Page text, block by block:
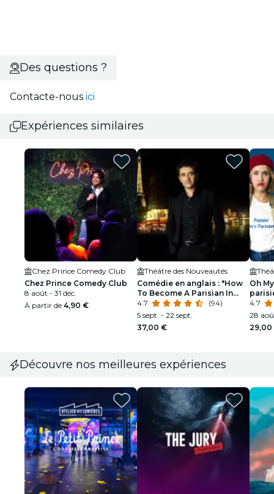
Des questions ?
Contacte-nous ici
Expériences similaires
Chez Prince Comedy Club
Chez Prince Comedy Club
8 août - 31 déc.
À partir de 4,90 €
Théâtre des Nouveautés
Comédie en anglais : "How
To Become A Parisian In
One Hour"
4.7
(94)
5 sept. - 22 sept.
37,00 €
Oh
4.7
28
29,00
Découvre nos meilleures expériences